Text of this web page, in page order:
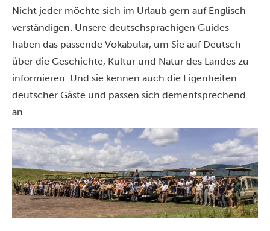
Nicht jeder möchte sich im Urlaub gern auf Englisch
verständigen. Unsere deutschsprachigen Guides
haben das passende Vokabular, um Sie auf Deutsch
über die Geschichte, Kultur und Natur des Landes zu
informieren. Und sie kennen auch die Eigenheiten
deutscher Gäste und passen sich dementsprechend
an.